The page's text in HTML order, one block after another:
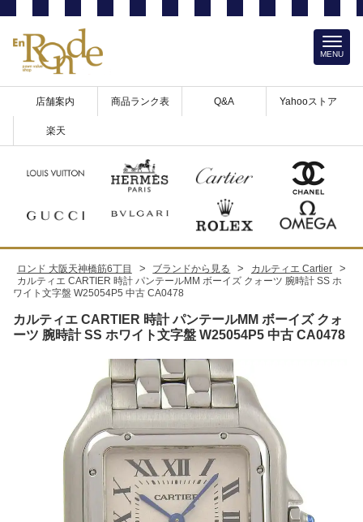
店舗案内 商品ランク表 Q&A Yahooストア
楽天
MENU
ロンド 大阪天神橋筋6丁目 > ブランドから見る > カルティエ Cartier >
カルティエ CARTIER 時計 パンテールMM ボーイズ クォーツ 腕時計 SS ホ
ワイト文字盤 W25054P5 中古 CA0478
カルティエ CARTIER 時計 パンテールMM ボーイズ クォ
ーツ 腕時計 SS ホワイト文字盤 W25054P5 中古 CA0478